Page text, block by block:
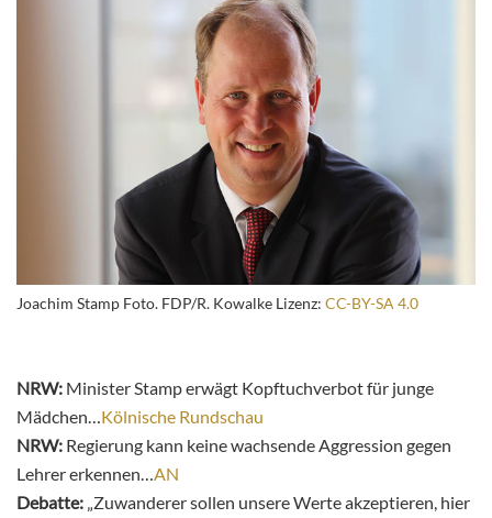
Joachim Stamp Foto. FDP/R. Kowalke Lizenz: CC-BY-SA 4.0
NRW: Minister Stamp erwägt Kopftuchverbot für junge
Mädchen… Kölnische Rundschau
NRW: Regierung kann keine wachsende Aggression gegen
Lehrer erkennen… AN
Debatte: „Zuwanderer sollen unsere Werte akzeptieren, hier